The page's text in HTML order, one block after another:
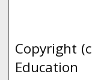
Copyright
Education